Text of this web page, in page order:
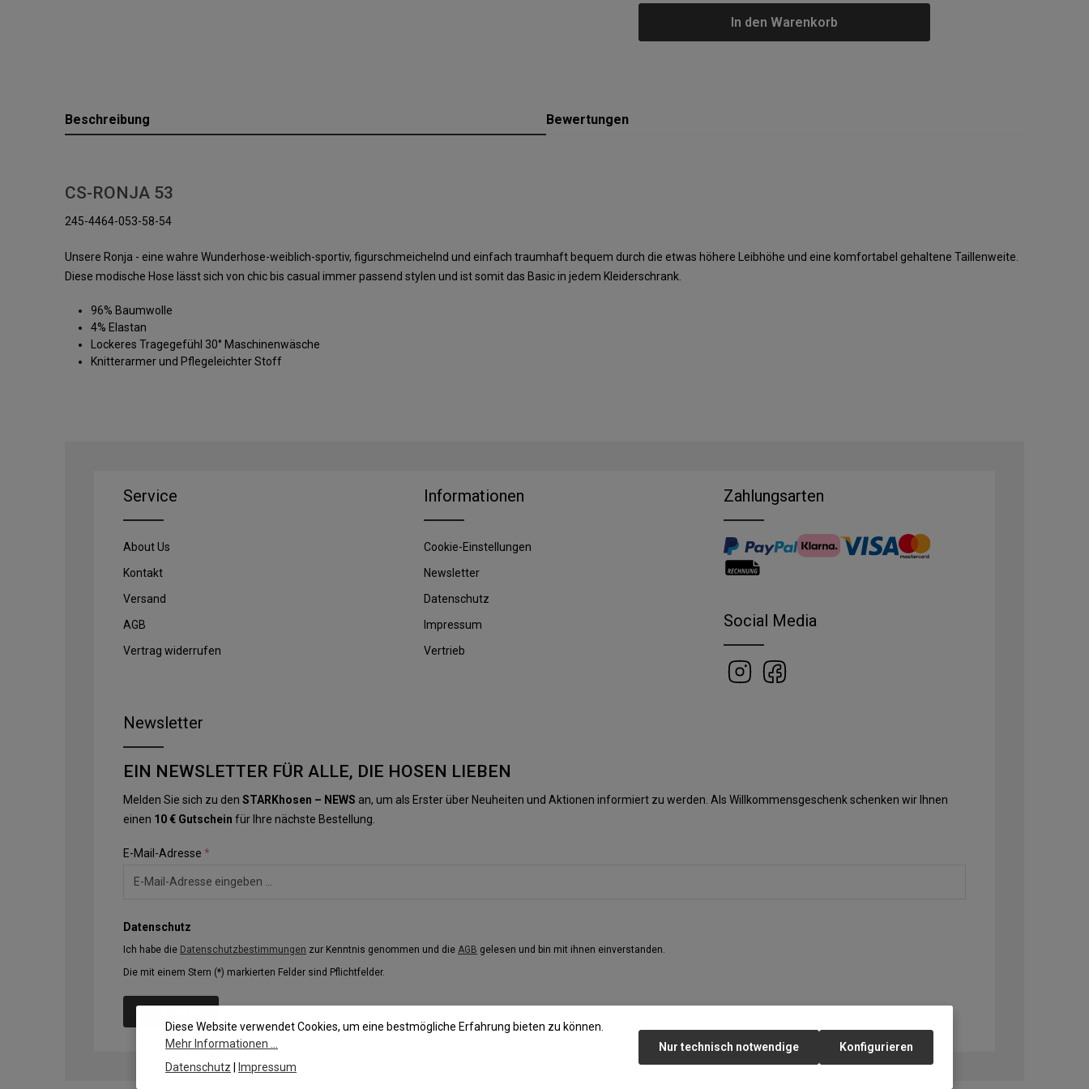
In den Warenkorb
Beschreibung Bewertungen
CS-RONJA 53
245-4464-053-58-54
Unsere Ronja - eine wahre Wunderhose-weiblich-sportiv, figurschmeichelnd und einfach traumhaft bequem durch die etwas höhere Leibhöhe und eine komfortabel gehaltene Taillenweite.
Diese modische Hose lässt sich von chic bis casual immer passend stylen und ist somit das Basic in jedem Kleiderschrank.
96% Baumwolle
4% Elastan
Lockeres Tragegefühl 30° Maschinenwäsche
Knitterarmer und Pflegeleichter Stoff
Service
About Us
Kontakt
Versand
AGB
Vertrag widerrufen
Informationen
Cookie-Einstellungen
Newsletter
Datenschutz
Impressum
Vertrieb
Zahlungsarten
Social Media
Newsletter
EIN NEWSLETTER FÜR ALLE, DIE HOSEN LIEBEN
Melden Sie sich zu den STARKhosen – NEWS an, um als Erster über Neuheiten und Aktionen informiert zu werden. Als Willkommensgeschenk schenken wir Ihnen
einen 10 € Gutschein für Ihre nächste Bestellung.
E-Mail-Adresse *
Datenschutz
Ich habe die Datenschutzbestimmungen zur Kenntnis genommen und die AGB gelesen und bin mit ihnen einverstanden.
Die mit einem Stern (*) markierten Felder sind Pflichtfelder.
Diese Website verwendet Cookies, um eine bestmögliche Erfahrung bieten zu können.
Mehr Informationen ...
Datenschutz
Impressum
Nur technisch notwendige Konfigurieren